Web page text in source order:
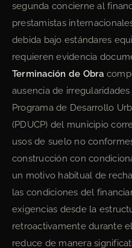
segunda concierne al
prestamistas
debida bajo estándares
requieren evidencia
Terminación de Obra
ausencia de
Programa de Desarrollo
(PDUCP) del municipio
usos de suelo no
construcción con
un motivo habitual de
las condiciones del
exigencias desde la
retroactivamente durante
reduce de manera